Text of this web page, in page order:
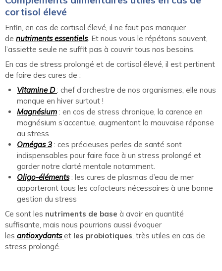
cortisol élevé
Enfin, en cas de cortisol élevé, il ne faut pas manquer
de nutriments essentiels. Et nous vous le répétons souvent,
l’assiette seule ne suffit pas à couvrir tous nos besoins.
En cas de stress prolongé et de cortisol élevé, il est pertinent
de faire des cures de :
Vitamine D: chef d’orchestre de nos organismes, elle nous
manque en hiver surtout !
Magnésium : en cas de stress chronique, la carence en
magnésium s’accentue, augmentant la mauvaise réponse
au stress.
Omégas 3 : ces précieuses perles de santé sont
indispensables pour faire face à un stress prolongé et
garder notre clarté mentale notamment.
Oligo-éléments: les cures de plasmas d’eau de mer
apporteront tous les cofacteurs nécessaires à une bonne
gestion du stress
Ce sont les nutriments de base à avoir en quantité
suffisante, mais nous pourrions aussi évoquer
les antioxydantset les probiotiques, très utiles en cas de
stress prolongé.